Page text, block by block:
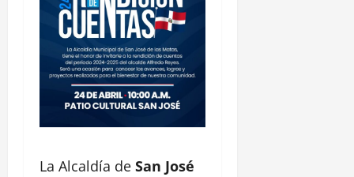
La Alcaldía de San José